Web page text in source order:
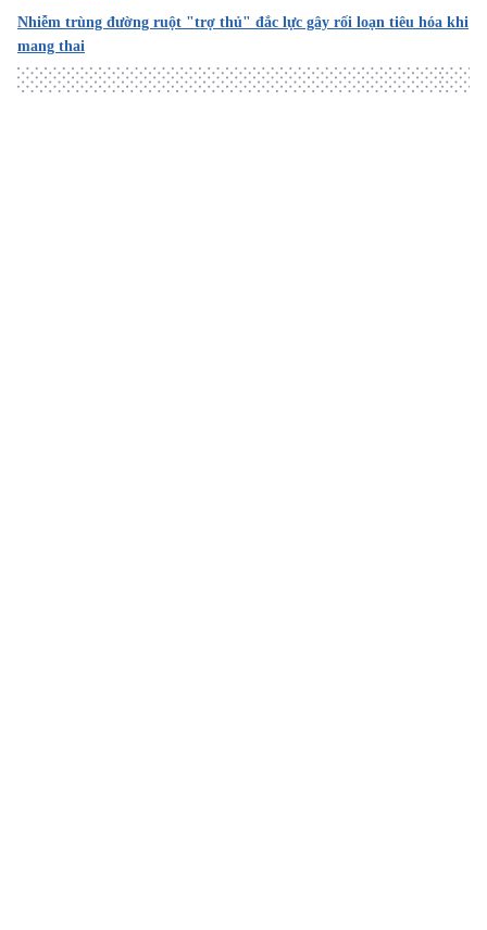
Nhiễm trùng đường ruột "trợ thủ" đắc lực gây rối loạn tiêu hóa khi
mang thai